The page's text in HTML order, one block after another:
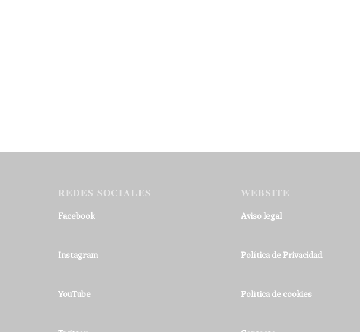
REDES SOCIALES
Facebook
Instagram
YouTube
WEBSITE
Aviso legal
Política de Privacidad
Política de cookies